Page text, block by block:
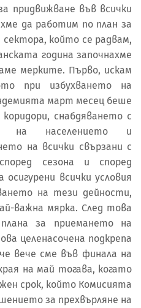
придвижване във всички
да работим по план за
сектора, който се радвам,
година започнахме
мерките. Първо, искам
при избухването на
март месец беше
снабдяването с
на населението и
на всички свързани с
сезона и според
всички условия
на тези дейности,
важна мярка. След това
за приемането на
целенасочена подкрепа
вече сме във финала на
на май тогава, когато
срок, който Комисията
за прехвърляне на